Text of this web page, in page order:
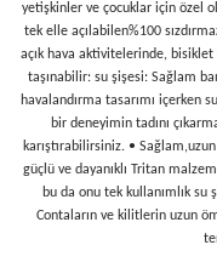
yetişkinler ve çocuklar için özel
tek elle açılabilen%100
açık hava aktivitelerinde,
taşınabilir: su şişesi: Sağlam
havalandırma tasarımı içerken
bir deneyimin tadını
karıştırabilirsiniz. •
güçlü ve dayanıklı Tritan
bu da onu tek kullanımlık
Contaların ve kilitlerin uzun